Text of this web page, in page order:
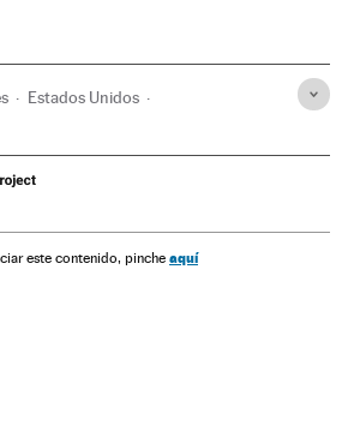
Estados Unidos
este contenido, pinche aquí